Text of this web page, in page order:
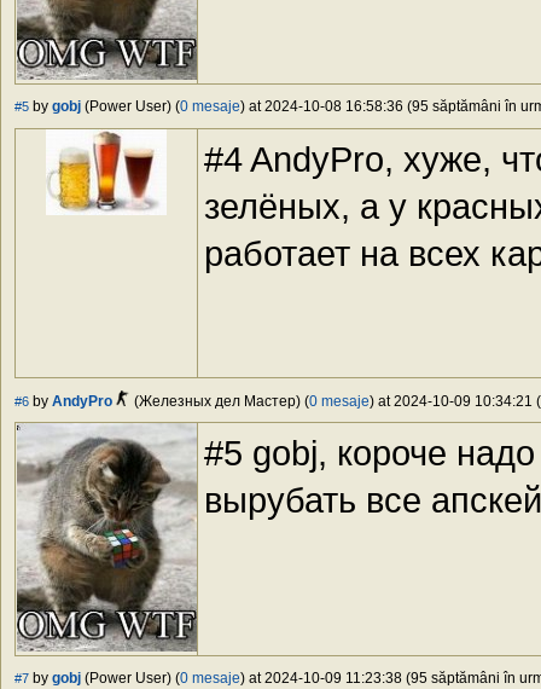
#5 by gobj (Power User) (0 mesaje) at 2024-10-08 16:58:36 (95 săptămâni în
#4 AndyPro, хуже,
зелёных, а у
работает на всех
#6 by AndyPro (Железных дел Мастер) (0 mesaje) at 2024-10-09 10:34:21
#5 gobj, короче
вырубать все
#7 by gobj (Power User) (0 mesaje) at 2024-10-09 11:23:38 (95 săptămâni în